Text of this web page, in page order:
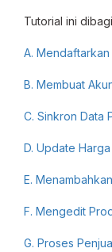
Tutorial ini
A.
B. Membuat
C. Sinkron Data
D. Update
E.
F. Mengedit
G. Proses